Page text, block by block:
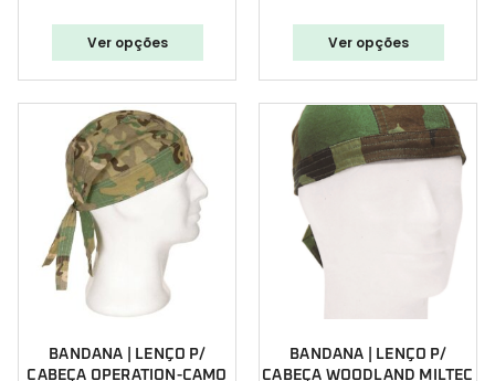
Polícia Municipal
PSP
Punisher
Segurança
Sugestões Natal
Ver opções Ver opções
BANDANA | LENÇO P/
CABEÇA OPERATION-CAMO
BANDANA | LENÇO P/
CABEÇA WOODLAND MILTEC